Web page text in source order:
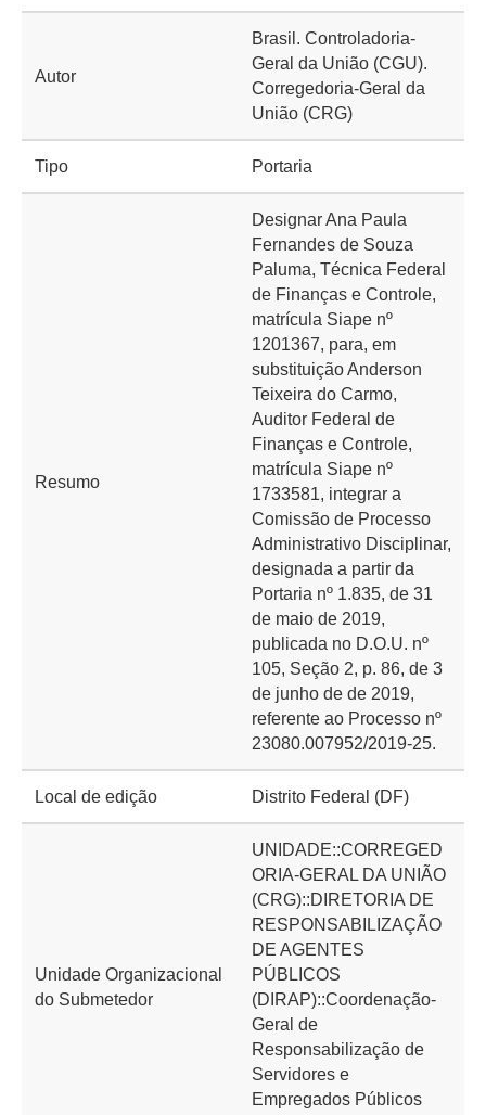
Autor
Brasil. Controladoria-
Geral da União (CGU).
Corregedoria-Geral da
União (CRG)
Tipo Portaria
Resumo
Designar Ana Paula
Fernandes de Souza
Paluma, Técnica Federal
de Finanças e Controle,
matrícula Siape nº
1201367, para, em
substituição Anderson
Teixeira do Carmo,
Auditor Federal de
Finanças e Controle,
matrícula Siape nº
1733581, integrar a
Comissão de Processo
Administrativo Disciplinar,
designada a partir da
Portaria nº 1.835, de 31
de maio de 2019,
publicada no D.O.U. nº
105, Seção 2, p. 86, de 3
de junho de de 2019,
referente ao Processo nº
23080.007952/2019-25.
Local de edição Distrito Federal (DF)
Unidade Organizacional
do Submetedor
UNIDADE::CORREGED
ORIA-GERAL DA UNIÃO
(CRG)::DIRETORIA DE
RESPONSABILIZAÇÃO
DE AGENTES
PÚBLICOS
(DIRAP)::Coordenação-
Geral de
Responsabilização de
Servidores e
Empregados Públicos